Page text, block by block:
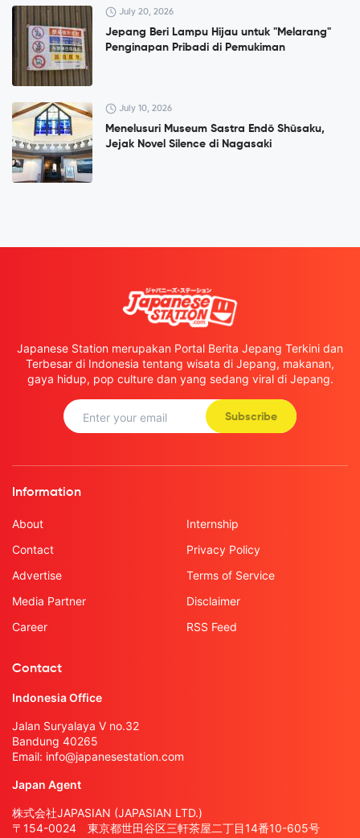
July 20, 2026
Jepang Beri Lampu Hijau untuk "Melarang"
Penginapan Pribadi di Pemukiman
July 10, 2026
Menelusuri Museum Sastra Endō Shūsaku,
Jejak Novel Silence di Nagasaki
Japanese Station merupakan Portal Berita Jepang Terkini dan
Terbesar di Indonesia tentang wisata di Jepang, makanan,
gaya hidup, pop culture dan yang sedang viral di Jepang.
Subscribe
Information
About
Contact
Advertise
Media Partner
Career
Internship
Privacy Policy
Terms of Service
Disclaimer
RSS Feed
Contact
Indonesia Office
Jalan Suryalaya V no.32
Bandung 40265
Email: info@japanesestation.com
Japan Agent
株式会社JAPASIAN (JAPASIAN LTD.)
〒154-0024 東京都世田谷区三軒茶屋二丁目14番10-605号